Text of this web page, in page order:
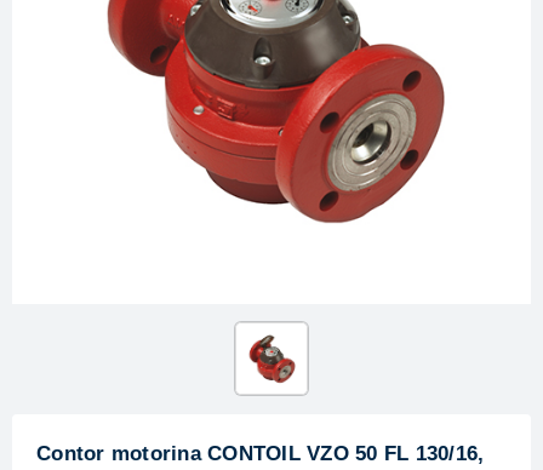
Contor motorina CONTOIL VZO 50 FL 130/16,